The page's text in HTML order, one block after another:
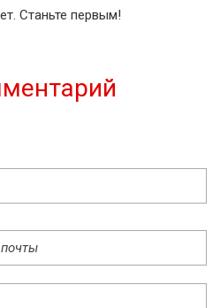
Станьте первым!